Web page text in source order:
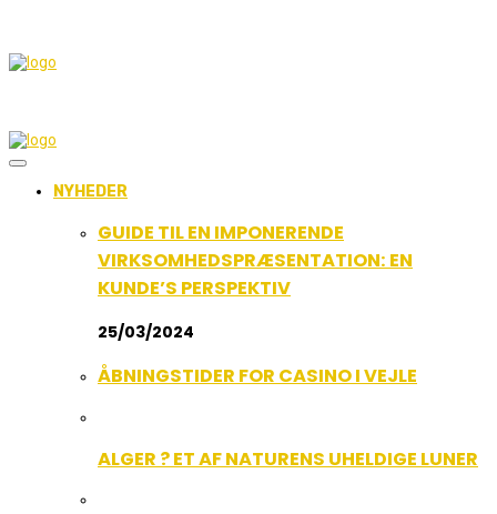
NYHEDER
GUIDE TIL EN IMPONERENDE
VIRKSOMHEDSPRÆSENTATION: EN
KUNDE’S PERSPEKTIV
25/03/2024
ÅBNINGSTIDER FOR CASINO I VEJLE
ALGER ? ET AF NATURENS UHELDIGE LUNER